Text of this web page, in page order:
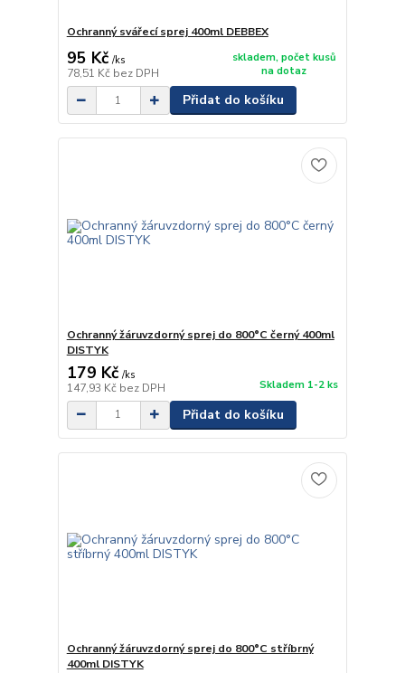
Ochranný svářecí sprej 400ml DEBBEX
95 Kč /ks
78,51 Kč bez DPH
skladem, počet kusů
na dotaz
Přidat do košíku
Ochranný žáruvzdorný sprej do 800°C černý 400ml
DISTYK
179 Kč /ks
147,93 Kč bez DPH Skladem 1-2 ks
Přidat do košíku
Ochranný žáruvzdorný sprej do 800°C stříbrný
400ml DISTYK